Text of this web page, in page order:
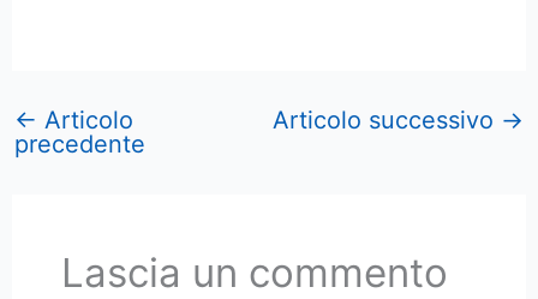
← Articolo
precedente
Articolo successivo →
Lascia un commento